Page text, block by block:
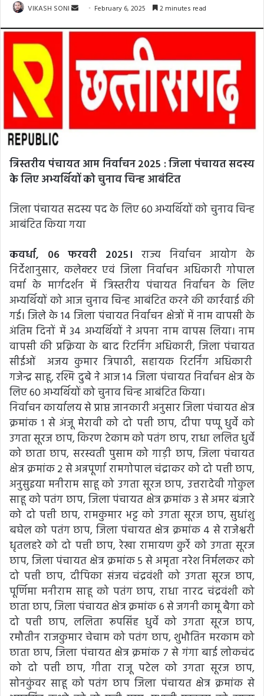
VIKASH SONI
Send
email
February 6, 2025 2 minutes read
त्रिस्तरीय पंचायत आम निर्वाचन 2025 : जिला पंचायत सदस्य
के लिए अभ्यर्थियों को चुनाव चिन्ह आबंटित
जिला पंचायत सदस्य पद के लिए 60 अभ्यर्थियों को चुनाव चिन्ह
आबंटित किया गया
कवर्धा, 06 फरवरी 2025।राज्य निर्वाचन आयोग के
निर्देशानुसार, कलेक्टर एवं जिला निर्वाचन अधिकारी गोपाल
वर्मा के मार्गदर्शन में त्रिस्तरीय पंचायत निर्वाचन के लिए
अभ्यर्थियों को आज चुनाव चिन्ह आबंटित करने की कार्रवाई की
गई। जिले के 14 जिला पंचायत निर्वाचन क्षेत्रों में नाम वापसी के
अंतिम दिनों में 34 अभ्यर्थियों ने अपना नाम वापस लिया। नाम
वापसी की प्रक्रिया के बाद रिटर्निंग अधिकारी, जिला पंचायत
सीईओं अजय कुमार त्रिपाठी, सहायक रिटर्निंग अधिकारी
गजेन्द्र साहू, रश्मि दुबे ने आज 14 जिला पंचायत निर्वाचन क्षेत्र के
लिए 60 अभ्यर्थियों को चुनाव चिन्ह आबंटित किया।
निर्वाचन कार्यालय से प्राप्त जानकारी अनुसार जिला पंचायत क्षेत्र
क्रमांक 1 से अंजू मेरावी को दो पत्ती छाप, दीपा पप्पू धुर्वे को
उगता सूरज छाप, किरण टेकाम को पतंग छाप, राधा ललित धुर्वे
को छाता छाप, सरस्वती पुसाम को गाड़ी छाप, जिला पंचायत
क्षेत्र क्रमांक 2 से अन्नपूर्णा रामगोपाल चंद्राकर को दो पत्ती छाप,
अनुसुइया मनीराम साहू को उगता सूरज छाप, उत्तरादेवी गोकुल
साहू को पतंग छाप, जिला पंचायत क्षेत्र क्रमांक 3 से अमर बंजारे
को दो पत्ती छाप, रामकुमार भट्ट को उगता सूरज छाप, सुधांशु
बघेल को पतंग छाप, जिला पंचायत क्षेत्र क्रमांक 4 से राजेश्वरी
धृतलहरे को दो पत्ती छाप, रेखा रामायण कुर्रे को उगता सूरज
छाप, जिला पंचायत क्षेत्र क्रमांक 5 से अमृता नरेश निर्मलकर को
दो पत्ती छाप, दीपिका संजय चंद्रवंशी को उगता सूरज छाप,
पूर्णिमा मनीराम साहू को पतंग छाप, राधा नारद चंद्रवंशी को
छाता छाप, जिला पंचायत क्षेत्र क्रमांक 6 से जगनी कामू बैगा को
दो पत्ती छाप, ललिता रूपसिंह धुर्वे को उगता सूरज छाप,
रमौतीन राजकुमार चेचाम को पतंग छाप, शुभौतिन मरकाम को
छाता छाप, जिला पंचायत क्षेत्र क्रमांक 7 से गंगा बाई लोकचंद
को दो पत्ती छाप, गीता राजू पटेल को उगता सूरज छाप,
सोनकुंवर साहू को पतंग छाप जिला पंचायत क्षेत्र क्रमांक से